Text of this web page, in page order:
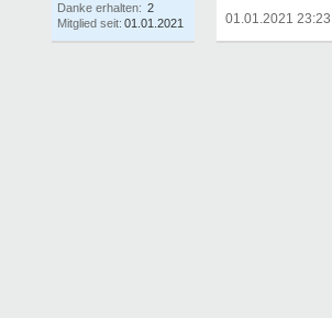
Danke erhalten: 2
Mitglied seit: 01.01.2021 01.01.2021 23:23